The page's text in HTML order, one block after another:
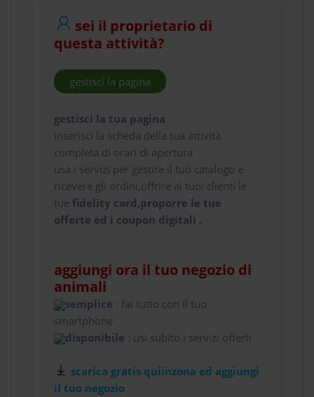
sei il proprietario di
questa attività?
gestisci la pagina
gestisci la tua pagina
inserisci la scheda della tua attività
completa di orari di apertura
usa i servizi per gestire il tuo catalogo e
ricevere gli ordini,offrire ai tuoi clienti le
tue fidelity card,proporre le tue
offerte ed i coupon digitali .
aggiungi ora il tuo negozio di
animali
semplice : fai tutto con il tuo
smartphone
disponibile : usi subito i servizi offerti
scarica gratis quiinzona ed aggiungi
il tuo negozio